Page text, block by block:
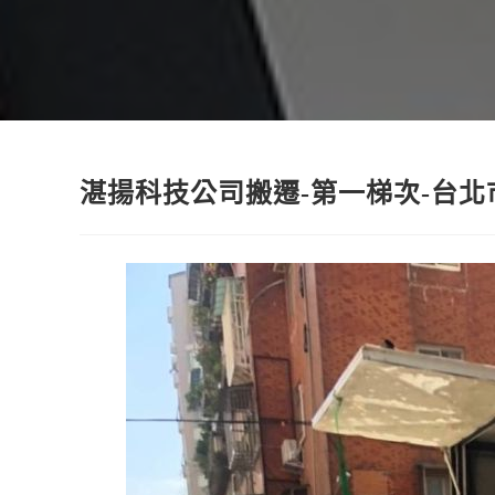
湛揚科技公司搬遷-第一梯次-台北